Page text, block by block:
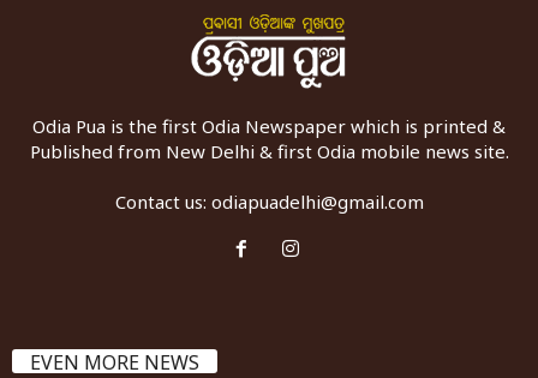
Odia Pua is the first Odia Newspaper which is printed &
Published from New Delhi & first Odia mobile news site.
Contact us: odiapuadelhi@gmail.com
EVEN MORE NEWS